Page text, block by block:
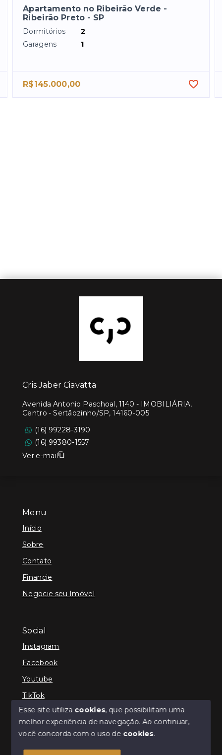
Apartamento no Ribeirão Verde -
Ribeirão Preto - SP
Dormitórios
2
Garagens
1
R$145.000,00
Menu
Início
Sobre
Contato
Financie
Negocie seu Imóvel
Social
Instagram
Facebook
Youtube
TikTok
© Copyright 2026 - Cris Jaber Ciavatta - Todos os
Cris Jaber Ciavatta
Avenida Antonio Paschoal, 1140 - IMOBILIÁRIA,
Centro - Sertãozinho/SP, 14160-005
(16) 99228-3190
(16) 99380-1557
Ver e-mail
Esse site utiliza cookies, que possibilitam uma
melhor experiência de navegação.Ao continuar,
você concorda com o uso de cookies.